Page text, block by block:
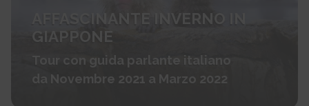
AFFASCINANTE INVERNO IN
GIAPPONE
Tour con guida parlante italiano
da Novembre 2021 a Marzo 2022